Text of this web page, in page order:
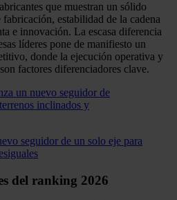
que muestran un sólido
estabilidad de la cadena
e innovación. La escasa diferencia
líderes pone de manifiesto un
donde la ejecución operativa y
factores diferenciadores clave.
seguidor de un solo eje para
del ranking 2026